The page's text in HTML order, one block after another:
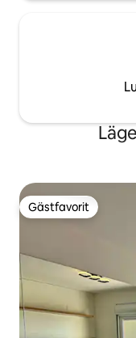
Gästfavorit
Gästfavorit